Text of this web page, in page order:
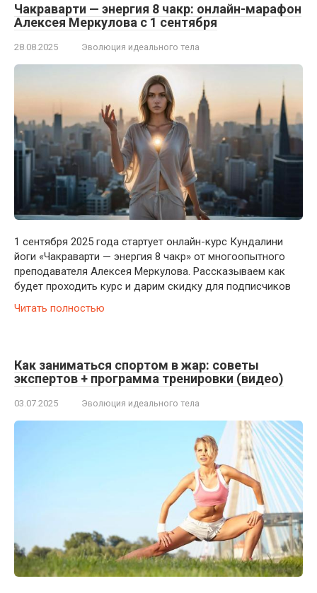
Чакраварти — энергия 8 чакр: онлайн-марафон
Алексея Меркулова с 1 сентября
28.08.2025 Эволюция идеального тела
1 сентября 2025 года стартует онлайн-курс Кундалини
йоги «Чакраварти — энергия 8 чакр» от многоопытного
преподавателя Алексея Меркулова. Рассказываем как
будет проходить курс и дарим скидку для подписчиков
Читать полностью
Как заниматься спортом в жар: советы
экспертов + программа тренировки (видео)
03.07.2025 Эволюция идеального тела